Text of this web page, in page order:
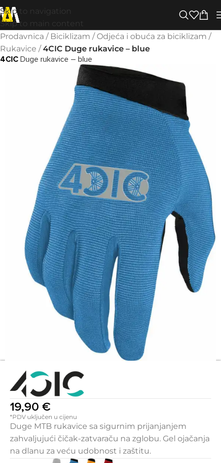
Skip to navigation
Skip to main content
Prodavnica / Biciklizam / Odjeća i obuća za biciklizam /
Rukavice /4CIC Duge rukavice – blue
4CIC Duge rukavice – blue
19,90 €
*PDV uključen u cijenu
Duge MTB rukavice sa sigurnim prijanjanjem
zahvaljujući čičak-zatvaraču na zglobu. Gel ojačanja
na dlanu za veću udobnost i zaštitu.